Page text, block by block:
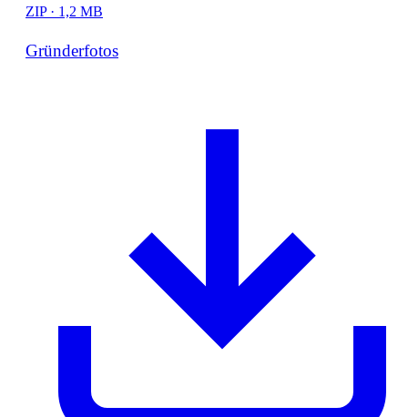
ZIP · 1,2 MB
Gründerfotos